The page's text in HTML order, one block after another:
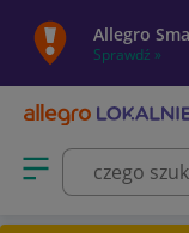
Allegro
Sprawdź »
Otwórz menu z